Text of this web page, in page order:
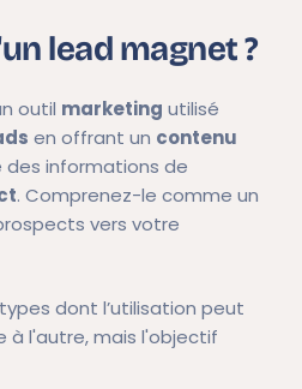
lead magnet ?
outil marketing utilisé
en offrant un contenu
des informations de
. Comprenez-le comme un
vers votre
dont l’utilisation peut
à l'autre, mais l'objectif